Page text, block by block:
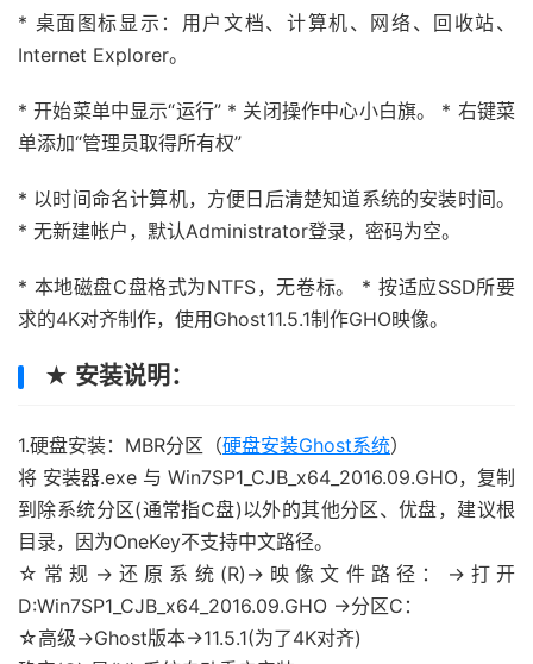
* 桌面图标显示：用户文档、计算机、网络、回收站、
Internet Explorer。
* 开始菜单中显示“运行” * 关闭操作中心小白旗。 * 右键菜
单添加“管理员取得所有权”
* 以时间命名计算机，方便日后清楚知道系统的安装时间。
* 无新建帐户，默认Administrator登录，密码为空。
* 本地磁盘C盘格式为NTFS，无卷标。 * 按适应SSD所要
求的4K对齐制作，使用Ghost11.5.1制作GHO映像。
★ 安装说明：
1.硬盘安装：MBR分区（硬盘安装Ghost系统）
将 安装器.exe 与 Win7SP1_CJB_x64_2016.09.GHO，复制
到除系统分区(通常指C盘)以外的其他分区、优盘，建议根
目录，因为OneKey不支持中文路径。
☆常规→还原系统(R)→映像文件路径：→打开
D:Win7SP1_CJB_x64_2016.09.GHO →分区C：
☆高级→Ghost版本→11.5.1(为了4K对齐)